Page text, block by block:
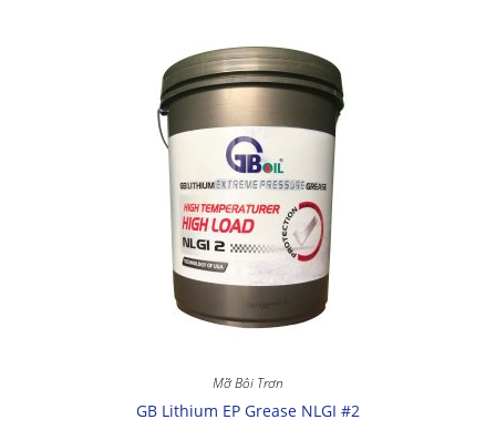
Mỡ Bôi Trơn
GB Lithium EP Grease NLGI #2